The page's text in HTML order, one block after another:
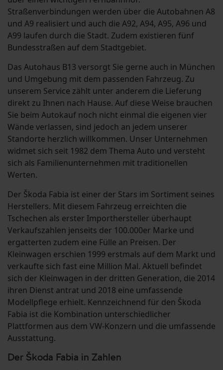
Straßenverbindungen werden über die Autobahnen A8
und A9 realisiert und auch die A92, A94, A95, A96 und
A99 laufen durch die Stadt. Zudem existieren fünf
Bundesstraßen auf dem Stadtgebiet.
Das Autohaus B13 versorgt Sie gerne auch in München
und Umgebung mit dem passenden Fahrzeug. Zu
unserem Service zählt unter anderem die Lieferung
direkt zu Ihnen nach Hause. Auf diese Weise brauchen
Sie beim Autokauf noch nicht einmal die eigenen vier
Wände verlassen, sind jedoch an jedem unserer
Standorte herzlich willkommen. Unser Unternehmen
widmet sich seit 1982 dem Thema Auto und versteht
sich als Familienunternehmen mit traditionellen
Werten.
Der Škoda Fabia ist einer der Stars im Sortiment seines
Herstellers. Mit diesem Fahrzeug erreichten die
Tschechen als erster Importhersteller überhaupt
Verkaufszahlen jenseits der 100.000er Marke und
ergatterten zudem eine Fülle an Preisen. Der
Kleinwagen erschien 1999 erstmals auf dem Markt und
verkaufte sich fast eine Million Mal. Aktuell befindet
sich der Kleinwagen in der dritten Generation, die 2014
ihren Dienst antrat und 2018 eine umfassende
Modellpflege erhielt. Kennzeichnend für den Škoda
Fabia ist die Kombination unterschiedlicher
Plattformen aus dem VW-Konzern und die umfassende
Ausstattung.
Der Škoda Fabia in Zahlen